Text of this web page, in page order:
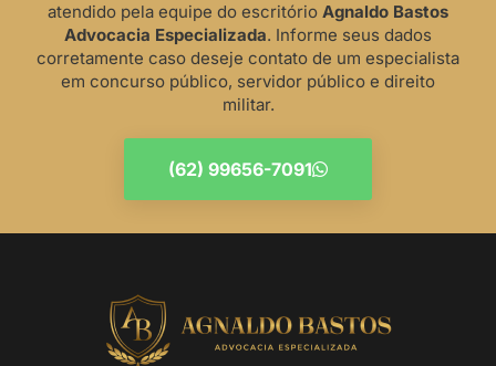
atendido pela equipe do escritório Agnaldo Bastos
Advocacia Especializada. Informe seus dados
corretamente caso deseje contato de um especialista
em concurso público, servidor público e direito
militar.
(62) 99656-7091